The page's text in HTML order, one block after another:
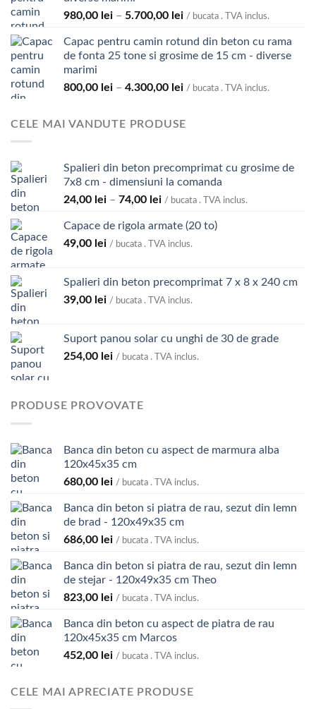
la
980,00 lei – 5.700,00 leiInterval
prețuri:
980,00 lei
la
/ bucata . TVA inclus.
Capac pentru camin rotund din beton cu rama
de fonta 25 tone si grosime de 15 cm - diverse
marimi
800,00 lei – 4.300,00 leiInterval
800,00 lei
4.300,00 lei
/ bucata . TVA inclus.
CELE MAI VANDUTE PRODUSE
Spalieri din beton precomprimat cu grosime de
7x8 cm - dimensiuni la comanda
24,00 lei – 74,00 leiInterval
prețuri:
24,00 lei
74,00 lei
/ bucata . TVA inclus.
Capace de rigola armate (20 to)
49,00 lei / bucata . TVA inclus.
Spalieri din beton precomprimat 7 x 8 x 240 cm
39,00 lei / bucata . TVA inclus.
Suport panou solar cu unghi de 30 de grade
254,00 lei / bucata . TVA inclus.
PRODUSE PROVOVATE
Banca din beton cu aspect de marmura alba
120x45x35 cm
680,00 lei / bucata . TVA inclus.
Banca din beton si piatra de rau, sezut din lemn
de brad - 120x49x35 cm
686,00 lei / bucata . TVA inclus.
Banca din beton si piatra de rau, sezut din lemn
de stejar - 120x49x35 cm Theo
823,00 lei / bucata . TVA inclus.
Banca din beton cu aspect de piatra de rau
120x45x35 cm Marcos
452,00 lei / bucata . TVA inclus.
CELE MAI APRECIATE PRODUSE